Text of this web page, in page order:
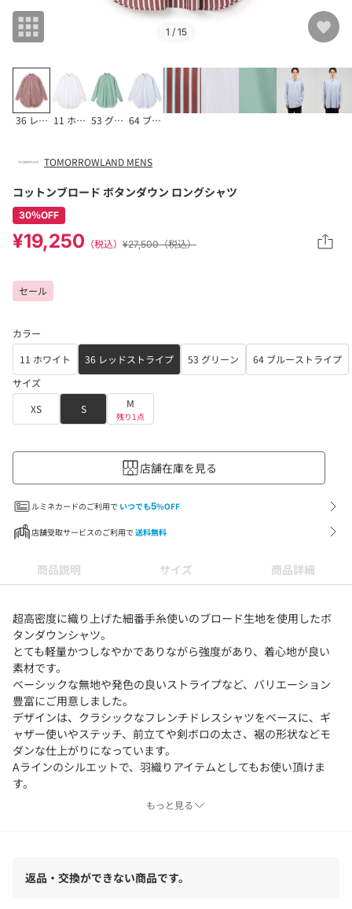
1 / 15
36 レッドストライプ
11 ホワイト53 グリーン64 ブルーストライプ
TOMORROWLAND MENS
コットンブロード ボタンダウン ロングシャツ
30％OFF
¥19,250 （税込） ¥27,500（税込）
セール
カラー
11 ホワイト
36 レッドストライプ 53 グリーン
64 ブルーストライプ
サイズ
XS
S M
残り1点
店舗在庫を見る
ルミネカードのご利用で いつでも5%OFF
店舗受取サービスのご利用で 送料無料
商品説明 サイズ 商品詳細
超高密度に織り上げた細番手糸使いのブロード生地を使用したボ
タンダウンシャツ。
とても軽量かつしなやかでありながら強度があり、着心地が良い
素材です。
ベーシックな無地や発色の良いストライプなど、バリエーション
豊富にご用意しました。
デザインは、クラシックなフレンチドレスシャツをベースに、ギ
ャザー使いやステッチ、前立てや剣ボロの太さ、裾の形状などモ
ダンな仕上がりになっています。
Aラインのシルエットで、羽織りアイテムとしてもお使い頂けま
す。
もっと見る
返品・交換ができない商品です。